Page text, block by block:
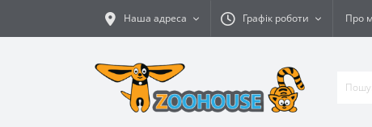
Наша адреса Графік роботи Про